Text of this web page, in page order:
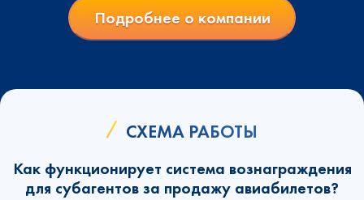
Подробнее о компании
СХЕМА РАБОТЫ
Как функционирует система вознаграждения
для субагентов за продажу авиабилетов?